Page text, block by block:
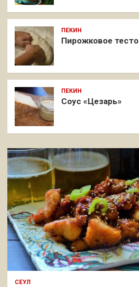
ПЕКИН
Пирожковое тесто
ПЕКИН
Соус «Цезарь»
СЕУЛ